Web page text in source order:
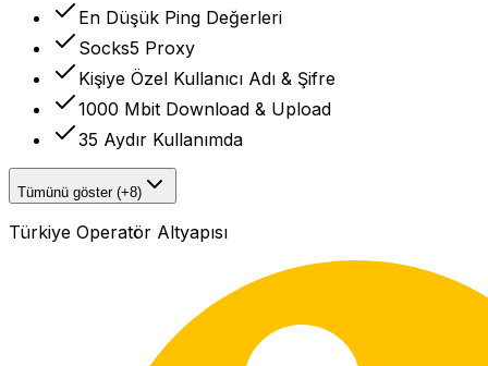
En Düşük Ping Değerleri
Socks5 Proxy
Kişiye Özel Kullanıcı Adı & Şifre
1000 Mbit Download & Upload
35 Aydır Kullanımda
Tümünü göster (+8)
Türkiye Operatör Altyapısı